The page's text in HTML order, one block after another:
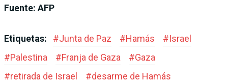
Fuente: AFP
Etiquetas: #Junta de Paz #Hamás #Israel
#Palestina #Franja de Gaza #Gaza
#retirada de Israel #desarme de Hamás